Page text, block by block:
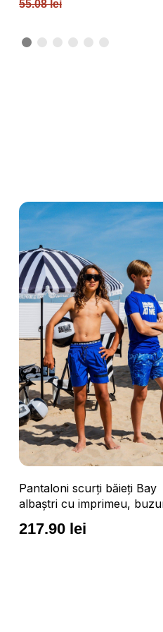
55.08 lei
scurți băieți Bay
imprimeu, buzunare,
și talie ajustabilă
lei